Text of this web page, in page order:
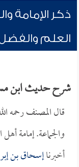
ذكر الإمامة
العلم
شرح حديث ابن
قال المصنف رحمه
والجماعة. إمامة
أخبرناإسحاق بن